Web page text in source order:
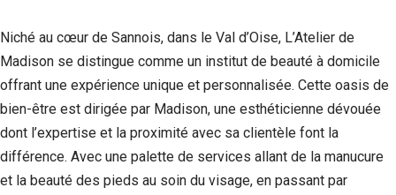
Niché au cœur de Sannois, dans le Val d’Oise, L’Atelier de
Madison se distingue comme un institut de beauté à domicile
offrant une expérience unique et personnalisée. Cette oasis de
bien-être est dirigée par Madison, une esthéticienne dévouée
dont l’expertise et la proximité avec sa clientèle font la
différence. Avec une palette de services allant de la manucure
et la beauté des pieds au soin du visage, en passant par